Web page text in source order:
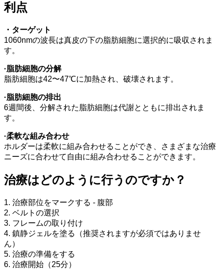
利点
・ターゲット
1060nmの波長は真皮の下の脂肪細胞に選択的に吸収されま
す。
·脂肪細胞の分解
脂肪細胞は42〜47℃に加熱され、破壊されます。
·脂肪細胞の排出
6週間後、分解された脂肪細胞は代謝とともに排出されま
す。
·柔軟な組み合わせ
ホルダーは柔軟に組み合わせることができ、さまざまな治療
ニーズに合わせて自由に組み合わせることができます。
治療はどのように行うのですか？
1. 治療部位をマークする - 腹部
2. ベルトの選択
3. フレームの取り付け
4. 鎮静ジェルを塗る（推奨されますが必須ではありませ
ん）
5. 治療の準備をする
6. 治療開始（25分）